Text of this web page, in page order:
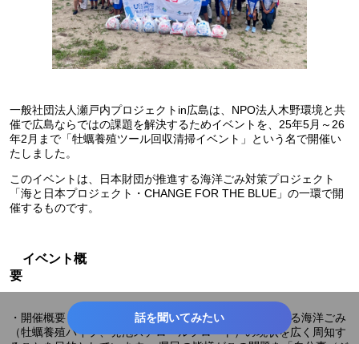
一般社団法人瀬戸内プロジェクトin広島は、NPO法人木野環境と共
催で広島ならではの課題を解決するためイベントを、25年5月～26
年2月まで「牡蠣養殖ツール回収清掃イベント」という名で開催い
たしました。
このイベントは、日本財団が推進する海洋ごみ対策プロジェクト
「海と日本プロジェクト・CHANGE FOR THE BLUE」の一環で開
催するものです。
イベント概
要
・開催概要：広島県の主要産業である牡蠣養殖に起因する海洋ごみ
（牡蠣養殖パイプ、発泡スチロールフロート）の現状を広く周知す
話を聞いてみたい